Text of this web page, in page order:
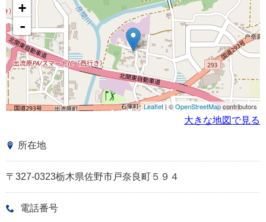
+
-
Leaflet | ©OpenStreetMapcontributors
大きな地図で見る
所在地
〒327-0323栃木県佐野市戸奈良町５９４
電話番号